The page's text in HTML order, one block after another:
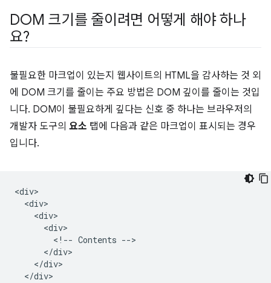
DOM 크기를 줄이려면 어떻게 해야 하나
요?
불필요한 마크업이 있는지 웹사이트의 HTML을 감사하는 것 외
에 DOM 크기를 줄이는 주요 방법은 DOM 깊이를 줄이는 것입
니다. DOM이 불필요하게 깊다는 신호 중 하나는 브라우저의
개발자 도구의 요소 탭에 다음과 같은 마크업이 표시되는 경우
입니다.
<div>
  <div>
    <div>
      <div>
        <!-- Contents -->
      </div>
    </div>
  </div>